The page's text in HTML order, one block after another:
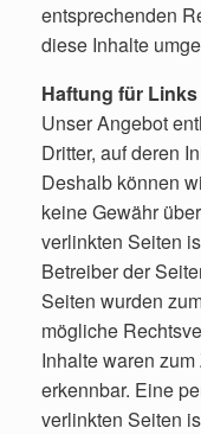
entsprechenden
diese Inhalte
Haftung für Links
Unser Angebot
Dritter, auf deren
Deshalb können
keine Gewähr
verlinkten Seiten
Betreiber der
Seiten wurden
mögliche
Inhalte waren
erkennbar. Eine
verlinkten Seiten